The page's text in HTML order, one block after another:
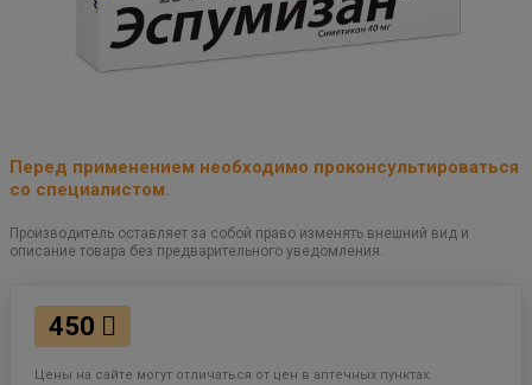
Перед применением необходимо проконсультироваться
со специалистом.
Производитель оставляет за собой право изменять внешний вид и
описание товара без предварительного уведомления.
450
Цены на сайте могут отличаться от цен в аптечных пунктах.